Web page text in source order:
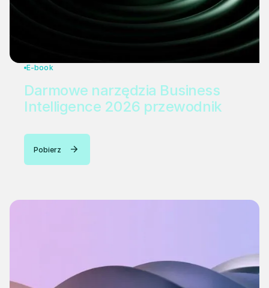
E-book
Darmowe narzędzia Business
Intelligence 2026 przewodnik
Pobierz